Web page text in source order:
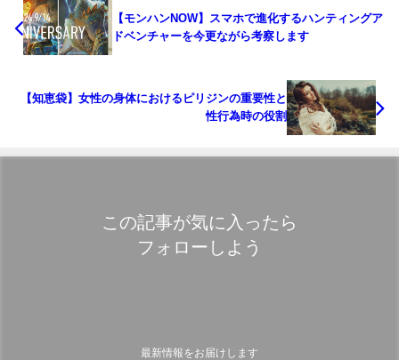
【モンハンNOW】スマホで進化するハンティングア
ドベンチャーを今更ながら考察します
【知恵袋】女性の身体におけるピリジンの重要性と
性行為時の役割
この記事が気に入ったら
フォローしよう
最新情報をお届けします